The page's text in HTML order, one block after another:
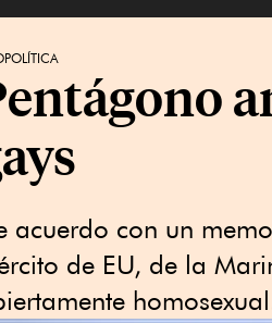
acuerdo con un
de EU, de la